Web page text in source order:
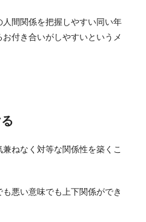
間関係を把握しやすい同い年
付き合いがしやすいというメ
ねなく対等な関係性を築くこ
悪い意味でも上下関係ができ